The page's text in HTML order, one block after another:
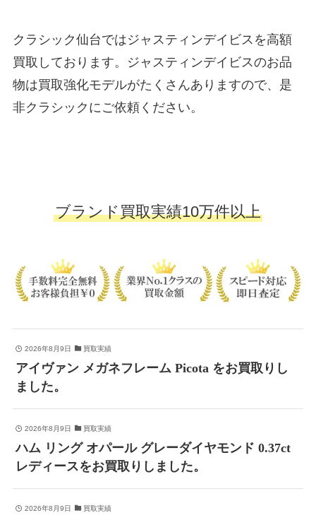
クラシック仙台ではジャスティンデイビスを高額
買取しております。ジャスティンデイビスのお品
物は買取強化モデルがたくさんありますので、是
非クラシックにご依頼ください。
ブランド買取実績10万件以上
2026年8月9日 買取実績
アイヴァン メガネフレーム Picota をお買取りし
ました。
2026年8月9日 買取実績
ハム リング オパール グレーダイヤモンド 0.37ct
レディースをお買取りしました。
2026年8月9日 買取実績